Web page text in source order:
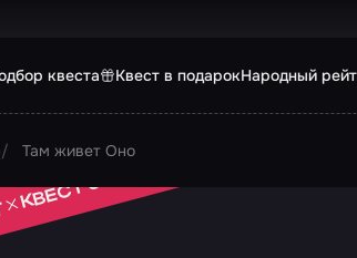
квеста Квест в подарокНародный
Там живет Оно
КВЕСТ ЗАКРЫТ